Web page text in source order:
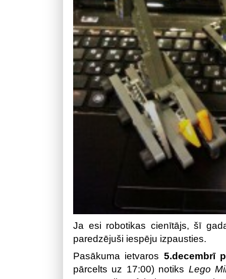
Ja esi robotikas cienītājs, šī
paredzējuši iespēju izpausties.
Pasākuma ietvaros 5.decembrī
pārcelts uz 17:00) notiks Lego